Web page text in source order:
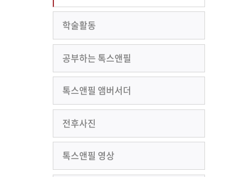
학술활동
공부하는 톡스앤필
톡스앤필 앰버서더
전후사진
톡스앤필 영상